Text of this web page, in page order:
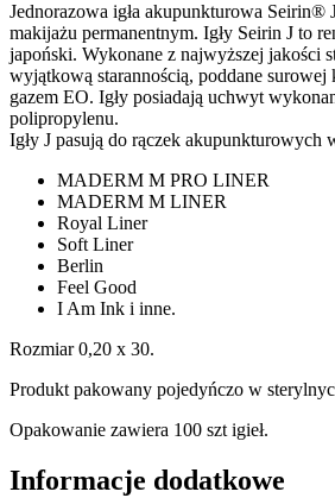
Jednorazowa igła akupunkturowa Seirin®
makijażu permanentnym. Igły Seirin J to
japoński. Wykonane z najwyższej jakości
wyjątkową starannością, poddane
gazem EO. Igły posiadają uchwyt
polipropylenu.
Igły J pasują do rączek akupunkturowych
MADERM M PRO LINER
MADERM M LINER
Royal Liner
Soft Liner
Berlin
Feel Good
I Am Ink i inne.
Rozmiar 0,20 x 30.
Produkt pakowany pojedyńczo w
Opakowanie zawiera 100 szt igieł.
Informacje dodatkowe